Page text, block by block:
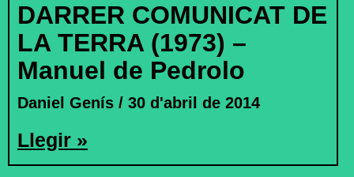
DARRER COMUNICAT DE
LA TERRA (1973) –
Manuel de Pedrolo
Daniel Genís 30 d'abril de 2014
Llegir »